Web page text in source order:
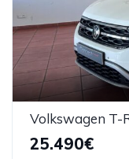
Volkswagen T-
25.490€